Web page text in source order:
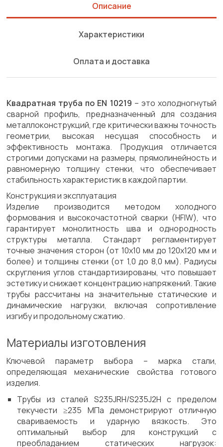
Описание
Характеристики
Оплата и доставка
Квадратная труба по EN 10219 – это холодногнутый
сварной профиль, предназначенный для создания
металлоконструкций, где критически важны точность
геометрии, высокая несущая способность и
эффективность монтажа. Продукция отличается
строгими допусками на размеры, прямолинейность и
равномерную толщину стенки, что обеспечивает
стабильность характеристик в каждой партии.
Конструкция и эксплуатация
Изделие производится методом холодного
формования и высокочастотной сварки (HFIW), что
гарантирует монолитность шва и однородность
структуры металла. Стандарт регламентирует
точные значения сторон (от 10x10 мм до 120x120 мм и
более) и толщины стенки (от 1,0 до 8,0 мм). Радиусы
скругления углов стандартизированы, что повышает
эстетику и снижает концентрацию напряжений. Такие
трубы рассчитаны на значительные статические и
динамические нагрузки, включая сопротивление
изгибу и продольному сжатию.
Материалы изготовления
Ключевой параметр выбора – марка стали,
определяющая механические свойства готового
изделия.
Трубы из сталей S235JRH/S235J2H с пределом
текучести ≥235 МПа демонстрируют отличную
свариваемость и ударную вязкость. Это
оптимальный выбор для конструкций с
преобладанием статических нагрузок: